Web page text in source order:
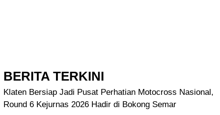
BERITA TERKINI
Klaten Bersiap Jadi Pusat Perhatian Motocross Nasional,
Round 6 Kejurnas 2026 Hadir di Bokong Semar